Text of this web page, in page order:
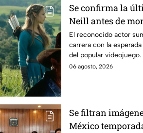
Se confirma la
Neill antes de
sabe hasta ahora
El reconocido actor
carrera con la
del popular videojuego.
06 agosto, 2026
Se filtran
México